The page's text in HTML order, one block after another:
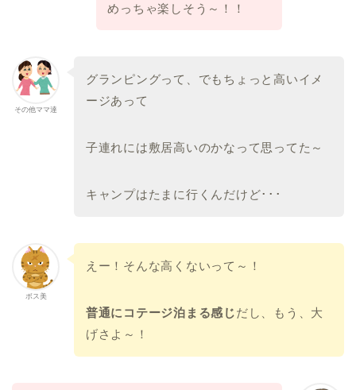
めっちゃ楽しそう～！！
その他ママ達
グランピングって、でもちょっと高いイメ
ージあって
子連れには敷居高いのかなって思ってた～
キャンプはたまに行くんだけど･･･
ボス美
えー！そんな高くないって～！
普通にコテージ泊まる感じだし、もう、大
げさよ～！